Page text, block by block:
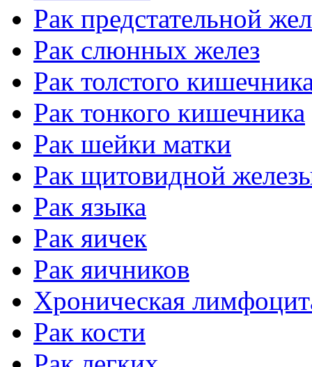
Рак предстательной
Рак слюнных желез
Рак толстого
Рак тонкого кишечника
Рак шейки матки
Рак щитовидной
Рак языка
Рак яичек
Рак яичников
Хроническая
Рак кости